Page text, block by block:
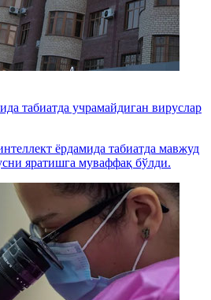
табиатда учрамайдиган вируслар
ёрдамида табиатда мавжуд
яратишга муваффақ бўлди.